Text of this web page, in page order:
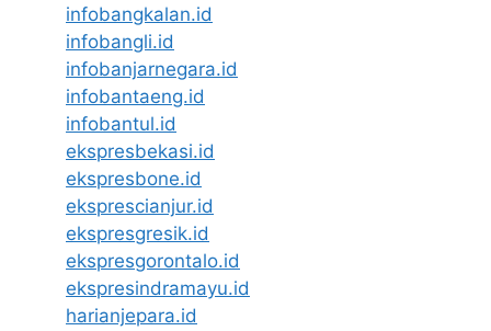
infobangkalan.id
infobangli.id
infobanjarnegara.id
infobantaeng.id
infobantul.id
ekspresbekasi.id
ekspresbone.id
eksprescianjur.id
ekspresgresik.id
ekspresgorontalo.id
ekspresindramayu.id
harianjepara.id